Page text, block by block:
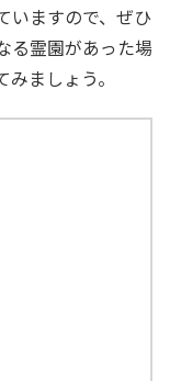
いますので、ぜひ
る霊園があった場
ましょう。